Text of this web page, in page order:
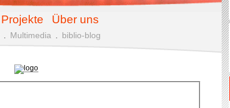
Projekte Über uns
Multimedia biblio-blog